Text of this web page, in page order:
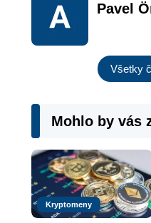
Pavel
Všetky
Mohlo by vás
Kryptomeny